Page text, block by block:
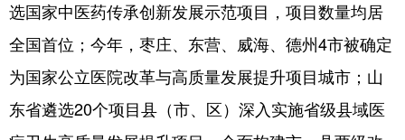
健康 微视齐鲁
选国家中医药传承创新发展示范项目，项目数量均居
全国首位；今年，枣庄、东营、威海、德州4市被确定
为国家公立医院改革与高质量发展提升项目城市；山
东省遴选20个项目县（市、区）深入实施省级县域医